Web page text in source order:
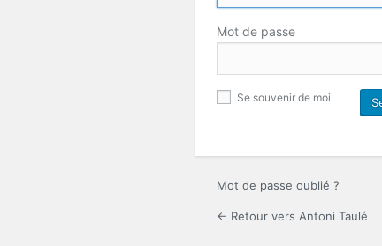
Mot de passe
Se souvenir de moi
Mot de passe oublié ?
← Retour vers Antoni Taulé